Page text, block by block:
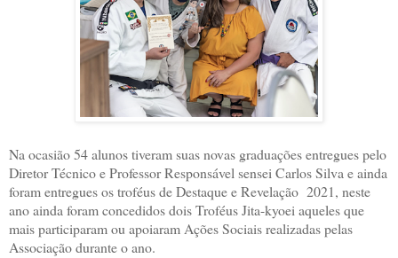
Na ocasião 54 alunos tiveram suas novas graduações entregues pelo
Diretor Técnico e Professor Responsável sensei Carlos Silva e ainda
foram entregues os troféus de Destaque e Revelação 2021, neste
ano ainda foram concedidos dois Troféus Jita-kyoei aqueles que
mais participaram ou apoiaram Ações Sociais realizadas pelas
Associação durante o ano.